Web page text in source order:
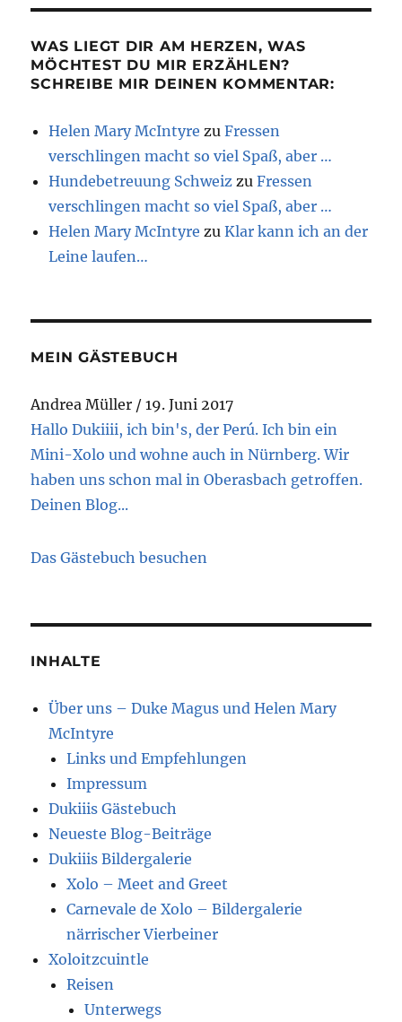
WAS LIEGT DIR AM HERZEN, WAS
MÖCHTEST DU MIR ERZÄHLEN?
SCHREIBE MIR DEINEN KOMMENTAR:
Helen Mary McIntyre zuFressen
verschlingen macht so viel Spaß, aber …
Hundebetreuung Schweiz zuFressen
verschlingen macht so viel Spaß, aber …
Helen Mary McIntyre zuKlar kann ich an der
Leine laufen…
MEIN GÄSTEBUCH
Andrea Müller /19. Juni 2017
Hallo Dukiiii, ich bin's, der Perú. Ich bin ein
Mini-Xolo und wohne auch in Nürnberg. Wir
haben uns schon mal in Oberasbach getroffen.
Deinen Blog...
Das Gästebuch besuchen
INHALTE
Über uns – Duke Magus und Helen Mary
McIntyre
Links und Empfehlungen
Impressum
Dukiiis Gästebuch
Neueste Blog-Beiträge
Dukiiis Bildergalerie
Xolo – Meet and Greet
Carnevale de Xolo – Bildergalerie
närrischer Vierbeiner
Xoloitzcuintle
Reisen
Unterwegs